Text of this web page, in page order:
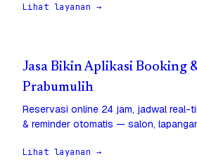
Lihat layanan →
Jasa Bikin Aplikasi Booking
Prabumulih
Reservasi online 24 jam, jadwal real-
& reminder otomatis — salon,
Lihat layanan →